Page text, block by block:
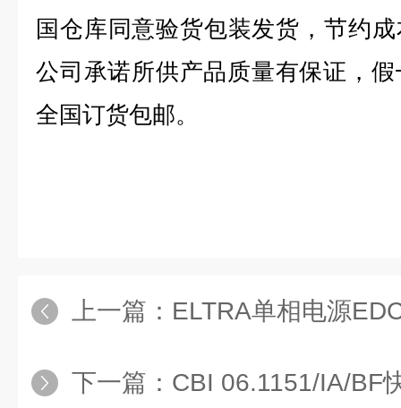
国仓库同意验货包装发货，节约
公司承诺所供产品质量有保证，
全国订货包邮。
上一篇： ELTRA单相电源
下一篇： CBI 06.1151/IA/BF快